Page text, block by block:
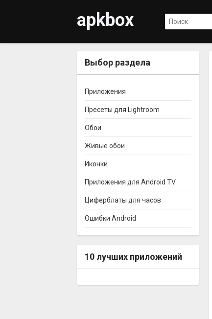
apkbox
Выбор раздела
Приложения
Пресеты для Lightroom
Обои
Живые обои
Иконки
Приложения для Android TV
Циферблаты для часов
Ошибки Android
10 лучших приложений